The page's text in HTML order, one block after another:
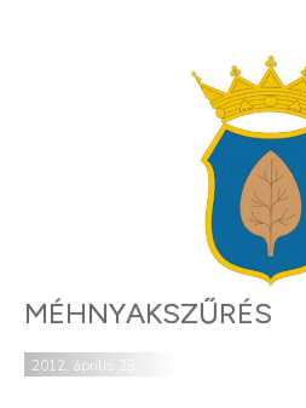
MÉHNYAKSZŰRÉS
2012. április 23.